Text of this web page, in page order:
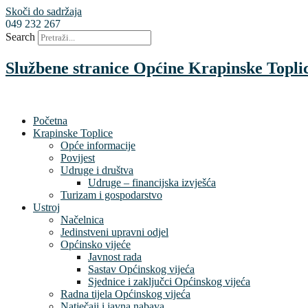
Skoči do sadržaja
049 232 267
Search
Službene stranice Općine Krapinske
Početna
Krapinske Toplice
Opće informacije
Povijest
Udruge i društva
Udruge – financijska izvješća
Turizam i gospodarstvo
Ustroj
Načelnica
Jedinstveni upravni odjel
Općinsko vijeće
Javnost rada
Sastav Općinskog vijeća
Sjednice i zaključci Općinskog vijeća
Radna tijela Općinskog vijeća